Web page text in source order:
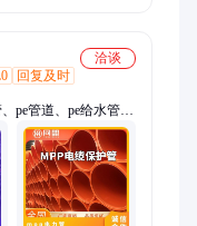
洽谈
回复及时
pe管道、pe给水管
、pe灌溉管、pe管
pe管、hdpe管、给水